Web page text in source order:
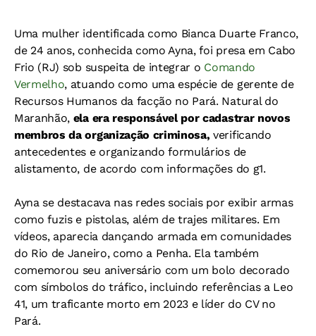
Uma mulher identificada como Bianca Duarte Franco,
de 24 anos, conhecida como Ayna, foi presa em Cabo
Frio (RJ) sob suspeita de integrar o Comando
Vermelho, atuando como uma espécie de gerente de
Recursos Humanos da facção no Pará. Natural do
Maranhão, ela era responsável por cadastrar novos
membros da organização criminosa, verificando
antecedentes e organizando formulários de
alistamento, de acordo com informações do g1.
Ayna se destacava nas redes sociais por exibir armas
como fuzis e pistolas, além de trajes militares. Em
vídeos, aparecia dançando armada em comunidades
do Rio de Janeiro, como a Penha. Ela também
comemorou seu aniversário com um bolo decorado
com símbolos do tráfico, incluindo referências a Leo
41, um traficante morto em 2023 e líder do CV no
Pará.